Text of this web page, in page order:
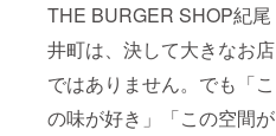
THE BURGER SHOP紀尾
井町は、決して大きなお店
ではありません。でも「こ
の味が好き」「この空間が